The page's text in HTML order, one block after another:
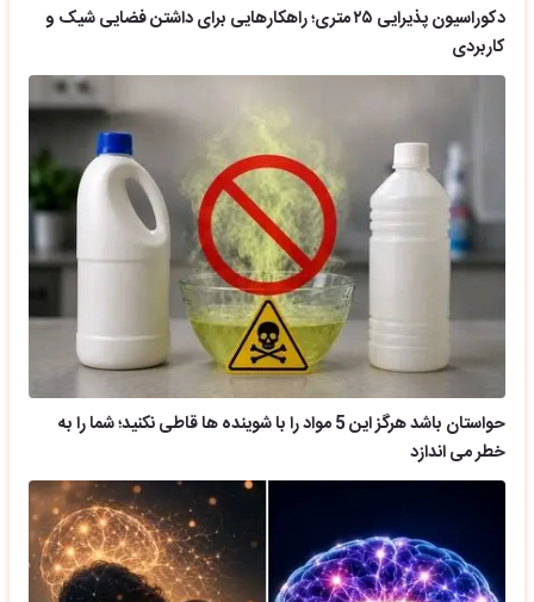
دکوراسیون پذیرایی ۲۵ متری؛ راهکارهایی برای داشتن فضایی شیک و
کاربردی
حواستان باشد هرگز این 5 مواد را با شوینده ها قاطی نکنید؛ شما را به
خطر می اندازد